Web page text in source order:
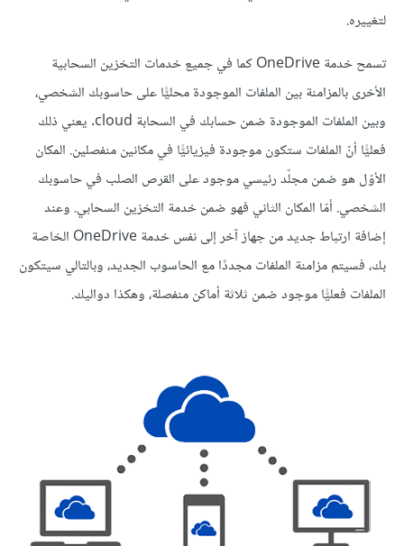
لتغييره.
تسمح خدمة OneDrive كما في جميع خدمات التخزين السحابية
الأخرى بالمزامنة بين الملفات الموجودة محليًّا على حاسوبك الشخصي،
وبين الملفات الموجودة ضمن حسابك في السحابة cloud. يعني ذلك
فعليًّا أنّ الملفات ستكون موجودة فيزيائيًّا في مكانين منفصلين. المكان
الأوّل هو ضمن مجلّد رئيسي موجود على القرص الصلب في حاسوبك
الشخصي. أمّا المكان الثاني فهو ضمن خدمة التخزين السحابي. وعند
إضافة ارتباط جديد من جهاز آخر إلى نفس خدمة OneDrive الخاصة
بك، فسيتم مزامنة الملفات مجددًا مع الحاسوب الجديد، وبالتالي سيتكون
الملفات فعليًّا موجود ضمن ثلاثة أماكن منفصلة، وهكذا دواليك.